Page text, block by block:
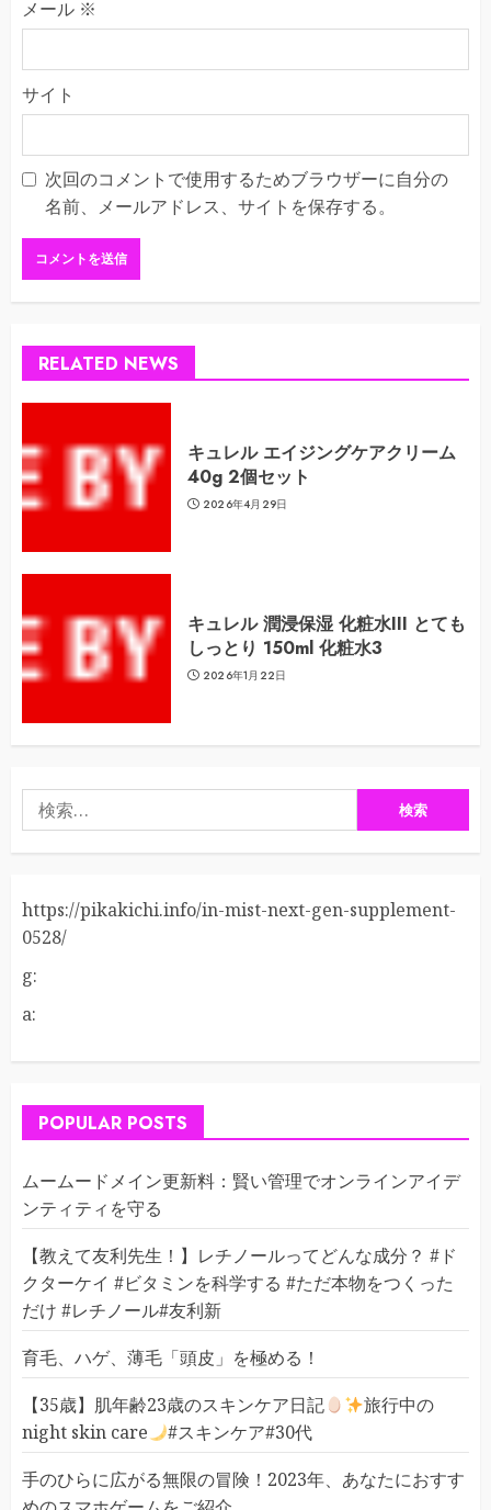
メール ※
サイト
次回のコメントで使用するためブラウザーに自分の
名前、メールアドレス、サイトを保存する。
RELATED NEWS
キュレル エイジングケアクリーム
40g 2個セット
2026年4月29日
キュレル 潤浸保湿 化粧水III とても
しっとり 150ml 化粧水3
2026年1月22日
索:
https://pikakichi.info/in-mist-next-gen-supplement-
0528/
g:
a:
POPULAR POSTS
ムームードメイン更新料：賢い管理でオンラインアイデ
ンティティを守る
【教えて友利先生！】レチノールってどんな成分？ #ド
クターケイ #ビタミンを科学する #ただ本物をつくった
だけ #レチノール#友利新
育毛、ハゲ、薄毛「頭皮」を極める！
【35歳】肌年齢23歳のスキンケア日記
旅行中の
night skin care
#スキンケア#30代
手のひらに広がる無限の冒険！2023年、あなたにおすす